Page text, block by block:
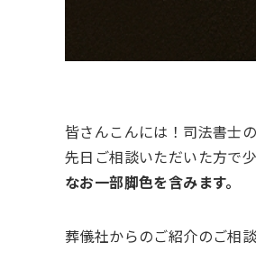
皆さんこんには！司法書士の
先日ご相談いただいた方で
なお一部脚色を含みます。
葬儀社からのご紹介のご相談